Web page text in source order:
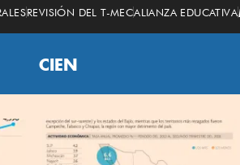
REVISIÓN DEL T-MECALIANZA EDUCATIVA
CIEN